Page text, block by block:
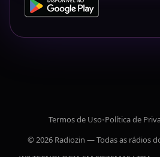
Termos de Uso•Política de
© 2026 Radiozin — Todas as rádios